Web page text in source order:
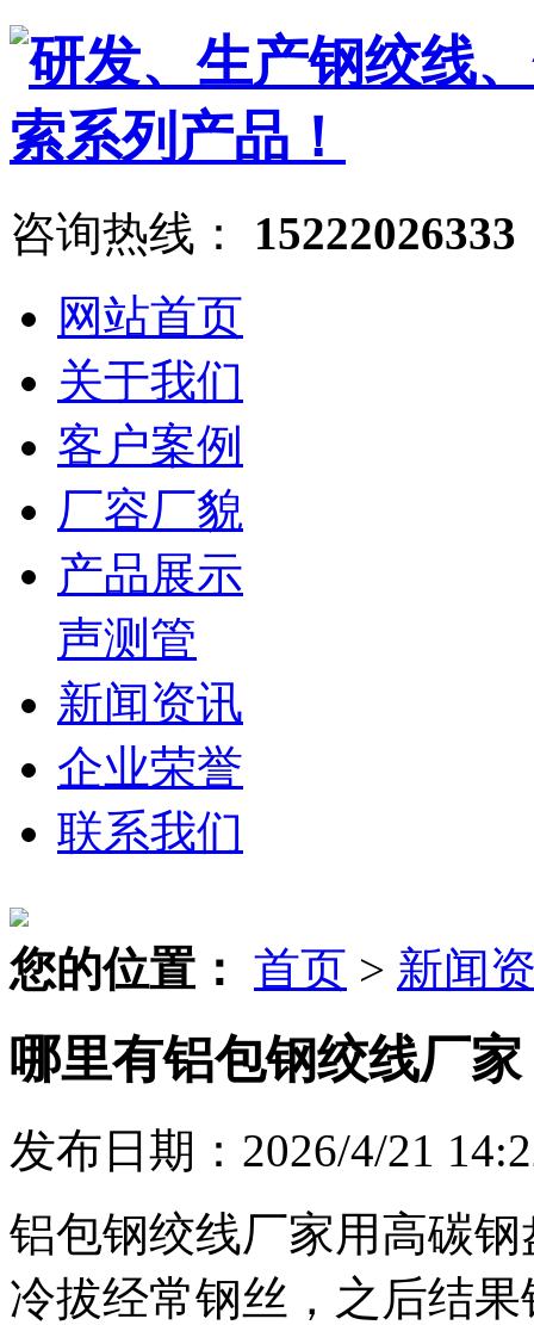
咨询热线：
15222026333
网站首页
关于我们
客户案例
厂容厂貌
产品展示
声测管
新闻资讯
企业荣誉
联系我们
您的位置： 首页 > 新闻
哪里有铝包钢绞线厂家
发布日期：2026/4/21
铝包钢绞线厂家用高碳
冷拔经常钢丝，之后结